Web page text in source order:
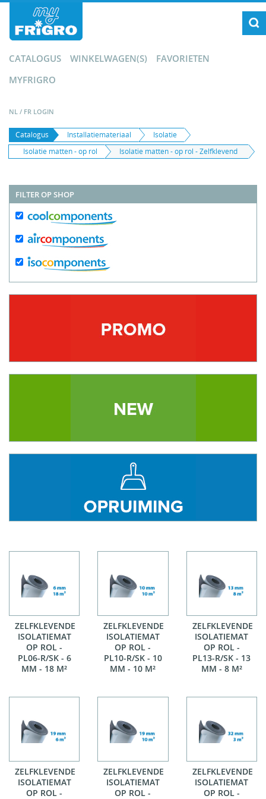
CATALOGUS WINKELWAGEN(S)
FAVORIETEN
MYFRIGRO
NL / FR LOGIN
Catalogus Installatiemateriaal
Isolatie
Isolatie matten - op rol
Isolatie matten - op rol - Zelfklevend
FILTER OP SHOP
ZELFKLEVENDE
ISOLATIEMAT
OP ROL -
PL06-R/SK - 6
MM - 18 M²
ZELFKLEVENDE
ISOLATIEMAT
OP ROL -
PL10-R/SK - 10
MM - 10 M²
ZELFKLEVENDE
ISOLATIEMAT
OP ROL -
PL13-R/SK - 13
MM - 8 M²
ZELFKLEVENDE
ISOLATIEMAT
OP ROL -
ZELFKLEVENDE
ISOLATIEMAT
OP ROL -
ZELFKLEVENDE
ISOLATIEMAT
OP ROL -